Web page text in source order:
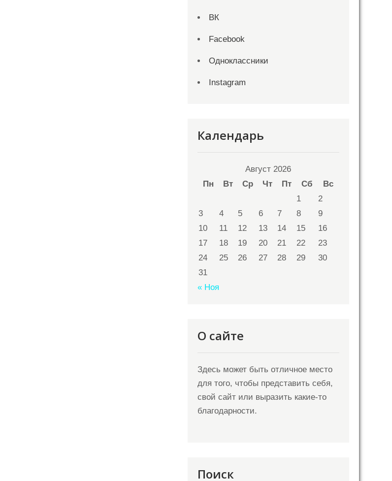
ВК
Facebook
Одноклассники
Instagram
Календарь
Август 2026
Пн
Вт Ср Чт Пт Сб
Вс
1
2
3
4 5 6 7 8
9
10
11 12 13 14 15
16
17
18 19 20 21 22
23
24
25 26 27 28 29
30
31
« Ноя
О сайте
Здесь может быть отличное место
для того, чтобы представить себя,
свой сайт или выразить какие-то
благодарности.
Поиск